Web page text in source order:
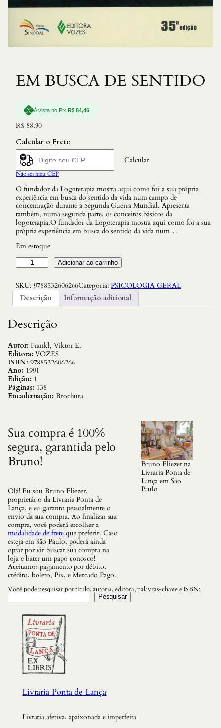
EM BUSCA DE SENTIDO
À vista no Pix:R$ 84,46
R$ 88,90
Calcular o Frete
Calcular
Não sei meu CEP
O fundador da Logoterapia mostra aqui como foi a sua própria
experiência em busca do sentido da vida num campo de
concentração durante a Segunda Guerra Mundial. Apresenta
também, numa segunda parte, os conceitos básicos da
logoterapia.O fundador da Logoterapia mostra aqui como foi a sua
própria experiência em busca do sentido da vida num…
Em estoque
E
M
U
C
D
E
E
N
T
I
D
O
q
t
i
d
a
d
Adicionar ao carrinho
SKU: 9788532606266Categoria: PSICOLOGIA GERAL
Descrição
Informação adicional
Descrição
Autor: Frankl, Viktor E.
Editora: VOZES
ISBN: 9788532606266
Ano: 1991
Edição: 1
Páginas: 138
Encadernação: Brochura
Sua compra é 100%
segura, garantida pelo
Bruno!
Olá! Eu sou Bruno Eliezer,
proprietário da Livraria Ponta de
Lança, e eu garanto pessoalmente o
envio da sua compra. Ao finalizar sua
compra, você poderá escolher a
modalidade de frete que preferir. Caso
esteja em São Paulo, poderá ainda
optar por vir buscar sua compra na
loja e bater um papo conosco!
Aceitamos pagamento por débito,
crédito, boleto, Pix, e Mercado Pago.
Bruno Eliezer na
Livraria Ponta de
Lança em São
Paulo
Você pode pesquisar por título, autoria, editora, palavras-chave e ISBN:
Pesquisar
Livraria Ponta de Lança
Livraria afetiva, apaixonada e imperfeita